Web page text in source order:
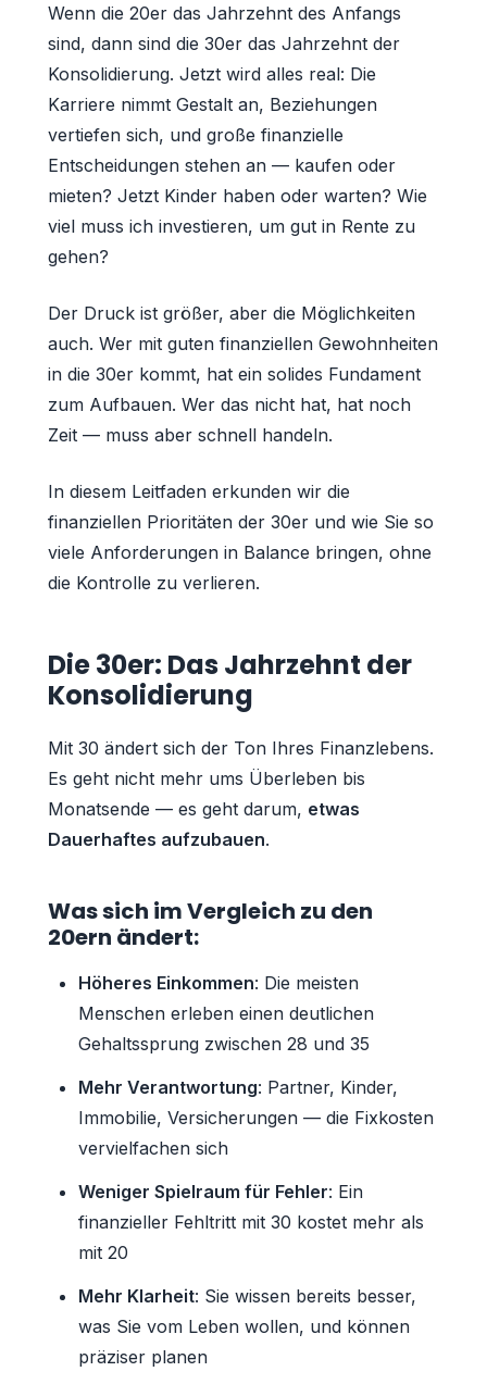
Wenn die 20er das Jahrzehnt des Anfangs
sind, dann sind die 30er das Jahrzehnt der
Konsolidierung. Jetzt wird alles real: Die
Karriere nimmt Gestalt an, Beziehungen
vertiefen sich, und große finanzielle
Entscheidungen stehen an — kaufen oder
mieten? Jetzt Kinder haben oder warten? Wie
viel muss ich investieren, um gut in Rente zu
gehen?
Der Druck ist größer, aber die Möglichkeiten
auch. Wer mit guten finanziellen Gewohnheiten
in die 30er kommt, hat ein solides Fundament
zum Aufbauen. Wer das nicht hat, hat noch
Zeit — muss aber schnell handeln.
In diesem Leitfaden erkunden wir die
finanziellen Prioritäten der 30er und wie Sie so
viele Anforderungen in Balance bringen, ohne
die Kontrolle zu verlieren.
Die 30er: Das Jahrzehnt der
Konsolidierung
Mit 30 ändert sich der Ton Ihres Finanzlebens.
Es geht nicht mehr ums Überleben bis
Monatsende — es geht darum, etwas
Dauerhaftes aufzubauen.
Was sich im Vergleich zu den
20ern ändert:
Höheres Einkommen: Die meisten
Menschen erleben einen deutlichen
Gehaltssprung zwischen 28 und 35
Mehr Verantwortung: Partner, Kinder,
Immobilie, Versicherungen — die Fixkosten
vervielfachen sich
Weniger Spielraum für Fehler: Ein
finanzieller Fehltritt mit 30 kostet mehr als
mit 20
Mehr Klarheit: Sie wissen bereits besser,
was Sie vom Leben wollen, und können
präziser planen